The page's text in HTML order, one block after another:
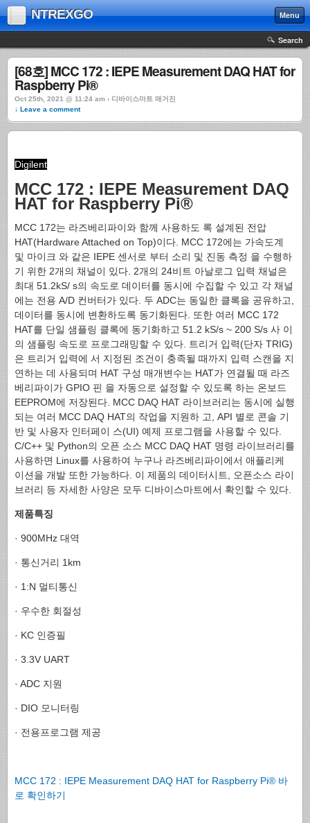
NTREXGO Menu
Search
[68호] MCC 172 : IEPE Measurement DAQ HAT for
Raspberry Pi®
Oct 25th, 2021 @ 11:24 am › 디바이스마트 매거진
↓ Leave a comment
Digilent
MCC 172 : IEPE Measurement DAQ
HAT for Raspberry Pi®
MCC 172는 라즈베리파이와 함께 사용하도 록 설계된 전압
HAT(Hardware Attached on Top)이다. MCC 172에는 가속도계
및 마이크 와 같은 IEPE 센서로 부터 소리 및 진동 측정 을 수행하
기 위한 2개의 채널이 있다. 2개의 24비트 아날로그 입력 채널은
최대 51.2kS/ s의 속도로 데이터를 동시에 수집할 수 있고 각 채널
에는 전용 A/D 컨버터가 있다. 두 ADC는 동일한 클록을 공유하고,
데이터를 동시에 변환하도록 동기화된다. 또한 여러 MCC 172
HAT를 단일 샘플링 클록에 동기화하고 51.2 kS/s ~ 200 S/s 사 이
의 샘플링 속도로 프로그래밍할 수 있다. 트리거 입력(단자 TRIG)
은 트리거 입력에 서 지정된 조건이 충족될 때까지 입력 스캔을 지
연하는 데 사용되며 HAT 구성 매개변수는 HAT가 연결될 때 라즈
베리파이가 GPIO 핀 을 자동으로 설정할 수 있도록 하는 온보드
EEPROM에 저장된다. MCC DAQ HAT 라이브러리는 동시에 실행
되는 여러 MCC DAQ HAT의 작업을 지원하 고, API 별로 콘솔 기
반 및 사용자 인터페이 스(UI) 예제 프로그램을 사용할 수 있다.
C/C++ 및 Python의 오픈 소스 MCC DAQ HAT 명령 라이브러리를
사용하면 Linux를 사용하여 누구나 라즈베리파이에서 애플리케
이션을 개발 또한 가능하다. 이 제품의 데이터시트, 오픈소스 라이
브러리 등 자세한 사양은 모두 디바이스마트에서 확인할 수 있다.
제품특징
· 900MHz 대역
· 통신거리 1km
· 1:N 멀티통신
· 우수한 회절성
· KC 인증필
· 3.3V UART
· ADC 지원
· DIO 모니터링
· 전용프로그램 제공
MCC 172 : IEPE Measurement DAQ HAT for Raspberry Pi® 바
로 확인하기